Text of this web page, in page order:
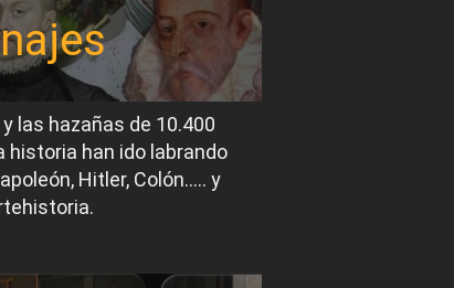
las hazañas de 10.400
historia han ido labrando
Hitler, Colón….. y